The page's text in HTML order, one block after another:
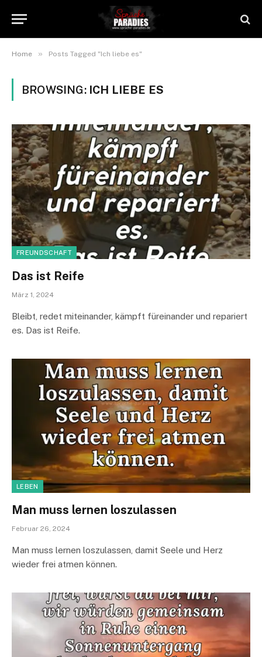
Home » Posts Tagged "Ich liebe es"
BROWSING: ICH LIEBE ES
FREUNDSCHAFT
Das ist Reife
März 1, 2024
Bleibt, redet miteinander, kämpft füreinander und repariert
es. Das ist Reife.
LEBEN
Man muss lernen loszulassen
Februar 26, 2024
Man muss lernen loszulassen, damit Seele und Herz
wieder frei atmen können.